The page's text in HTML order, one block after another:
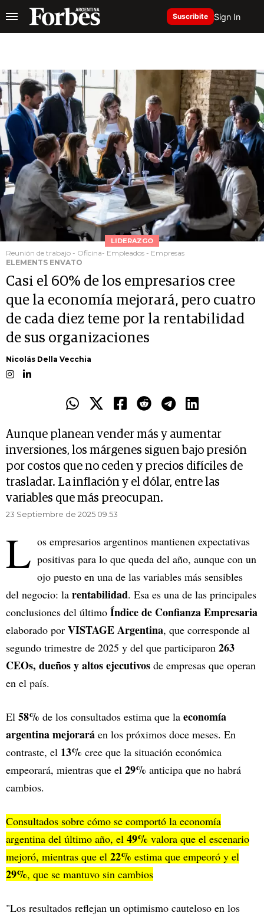
Suscribite Sign In
LIDERAZGO
Reunión de trabajo - Oficina- Empleados - Empresas
ELEMENTS ENVATO
Casi el 60% de los empresarios cree
que la economía mejorará, pero cuatro
de cada diez teme por la rentabilidad
de sus organizaciones
Nicolás Della Vecchia
Aunque planean vender más y aumentar
inversiones, los márgenes siguen bajo presión
por costos que no ceden y precios difíciles de
trasladar. La inflación y el dólar, entre las
variables que más preocupan.
23 Septiembre de 2025 09.53
L os empresarios argentinos mantienen expectativas
positivas para lo que queda del año, aunque con un
ojo puesto en una de las variables más sensibles
del negocio: la rentabilidad. Esa es una de las principales
conclusiones del último Índice de Confianza Empresaria
elaborado por VISTAGE Argentina, que corresponde al
segundo trimestre de 2025 y del que participaron 263
CEOs, dueños y altos ejecutivos de empresas que operan
en el país.
El 58% de los consultados estima que la economía
argentina mejorará en los próximos doce meses. En
contraste, el 13% cree que la situación económica
empeorará, mientras que el 29% anticipa que no habrá
cambios.
Consultados sobre cómo se comportó la economía
argentina del último año, el 49% valora que el escenario
mejoró, mientras que el 22% estima que empeoró y el
29%, que se mantuvo sin cambios
"Los resultados reflejan un optimismo cauteloso en los